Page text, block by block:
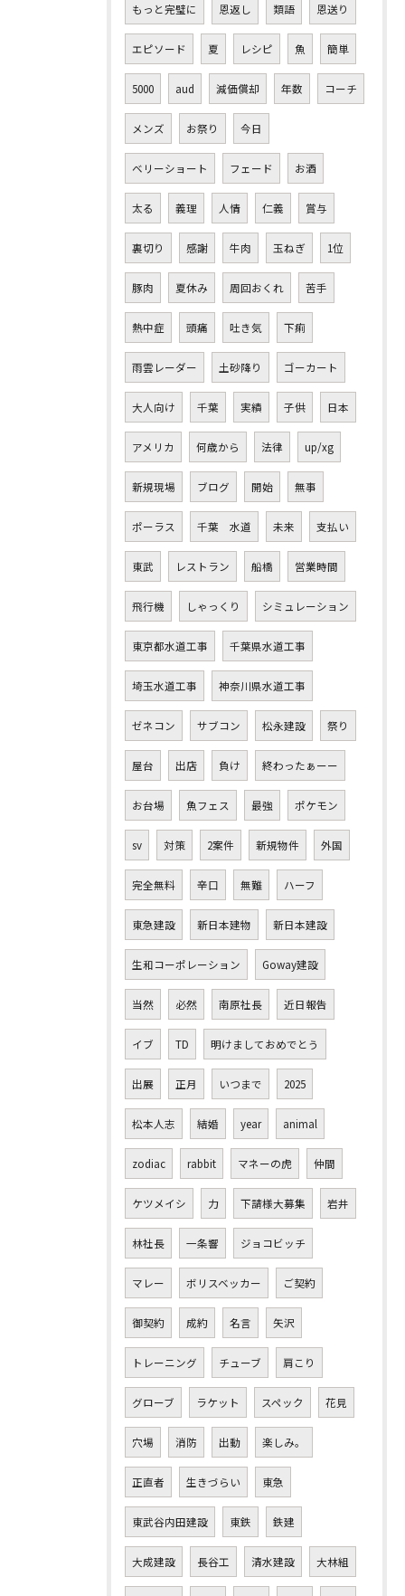
もっと完璧に 恩返し 類語 恩送り
エピソード 夏 レシピ 魚 簡単
5000 aud 減価償却 年数 コーチ
メンズ お祭り 今日
ベリーショート フェード お酒
太る 義理 人情 仁義 賞与
裏切り 感謝 牛肉 玉ねぎ 1位
豚肉 夏休み 周回おくれ 苦手
熱中症 頭痛 吐き気 下痢
雨雲レーダー 土砂降り ゴーカート
大人向け 千葉 実績 子供 日本
アメリカ 何歳から 法律 up/xg
新規現場 ブログ 開始 無事
ポーラス 千葉 水道 未来 支払い
東武 レストラン 船橋 営業時間
飛行機 しゃっくり シミュレーション
東京都水道工事 千葉県水道工事
埼玉水道工事 神奈川県水道工事
ゼネコン サブコン 松永建設 祭り
屋台 出店 負け 終わったぁーー
お台場 魚フェス 最強 ポケモン
sv 対策 2案件 新規物件 外国
完全無料 辛口 無難 ハーフ
東急建設 新日本建物 新日本建設
生和コーポレーション Goway建設
当然 必然 南原社長 近日報告
イブ TD 明けましておめでとう
出展 正月 いつまで 2025
松本人志 結婚 year animal
zodiac rabbit マネーの虎 仲間
ケツメイシ 力 下請様大募集 岩井
林社長 一条響 ジョコビッチ
マレー ボリスベッカー ご契約
御契約 成約 名言 矢沢
トレーニング チューブ 肩こり
グローブ ラケット スペック 花見
穴場 消防 出動 楽しみ。
正直者 生きづらい 東急
東武谷内田建設 東鉄 鉄建
大成建設 長谷工 清水建設 大林組